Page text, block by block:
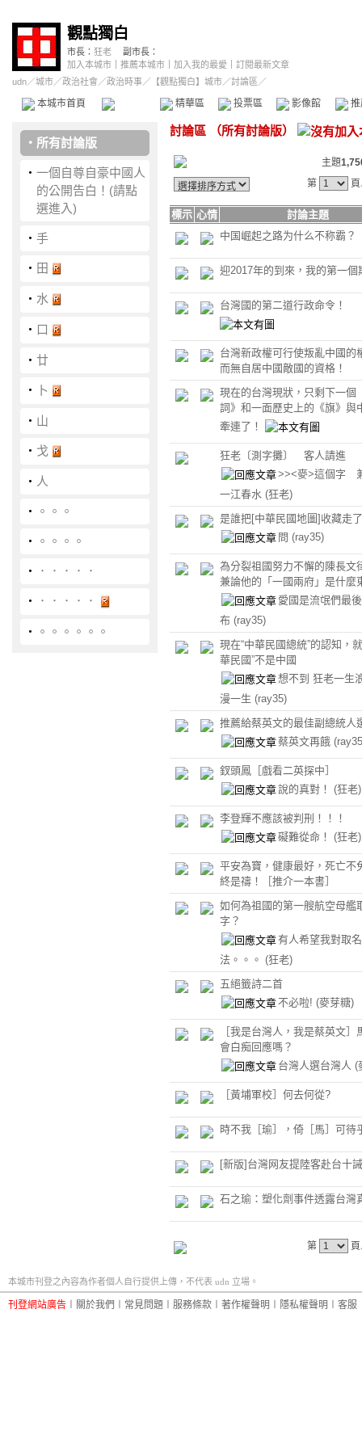
觀點獨白
市長： 狂老
副市長：
加入本城市
推薦本城市 加入我的最愛
訂閱最新文章
udn／城市／政治社會 ／政治時事／ 【觀點獨白】城市／討論區／
本城市首頁 精華區 投票區 影像館
‧ 所有討論版
‧ 一個自尊自豪中國人
的公開告白！(請點
選進入)
‧ 手
‧ 田
‧ 水
‧ 口
‧ 廿
‧ 卜
‧ 山
‧ 戈
‧ 人
‧ 。。。
‧ 。。。。
‧ ．．．．．
‧ ．．．．．
‧ 。。。。。。
討論區 （所有討論版）
主題
第
標示 心情
討論主題
中国崛起之路为什么不称霸？
迎2017年的到來，我的第一個
台灣國的第二道行政命令！
台灣新政權可行使叛亂中國的
而無自居中國敵國的資格！
現在的台灣現狀，只剩下一個
詞》和一面歷史上的《旗》與
牽連了！
狂老〔測字攤〕 客人請進
>><麥>這個字
一江春水 (狂老)
是誰把[中華民國地圖]收藏走
問 (ray35)
為分裂祖國努力不懈的陳長文
兼論他的「一國兩府」是什麼
愛國是流氓們最
布 (ray35)
現在“中華民國總統”的認知，
華民國”不是中國
想不到 狂老一生
漫一生 (ray35)
推薦給蔡英文的最佳副總統人
蔡英文再餓
釵頭鳳［戲看二英探中］
說的真對！ (狂老)
李登輝不應該被判刑！！！
礙難從命！ (狂老)
平安為寶，健康最好，死亡不
終是禱！［推介一本書］
如何為祖國的第一艘航空母艦
字？
有人希望我對取
法。。。 (狂老)
五絕籤詩二首
不必啦! (麥芽糖)
［我是台灣人，我是蔡英文］
會白痴回應嗎？
台灣人選台灣人 (
［黃埔軍校］何去何從?
時不我［瑜］，倚［馬］可待
[新版]台灣网友提陸客赴台十誡
石之瑜：塑化劑事件透露台灣
第
本城市刊登之內容為作者個人自行提供上傳，不代表 udn 立場。
刊登網站廣告 關於我們 常見問題 服務條款 著作權聲明 隱私權聲明 客服